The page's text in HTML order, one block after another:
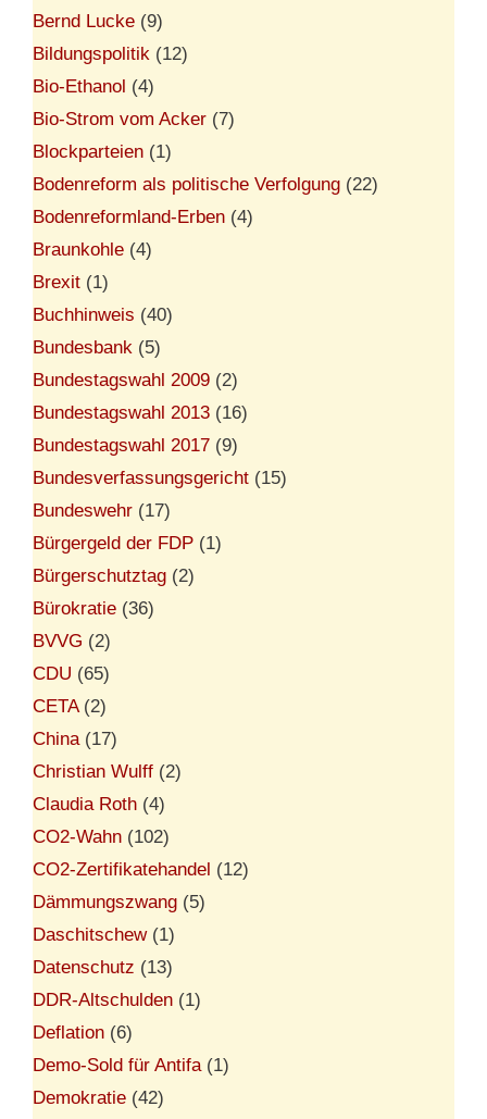
Bernd Lucke (9)
Bildungspolitik (12)
Bio-Ethanol (4)
Bio-Strom vom Acker (7)
Blockparteien (1)
Bodenreform als politische Verfolgung (22)
Bodenreformland-Erben (4)
Braunkohle (4)
Brexit (1)
Buchhinweis (40)
Bundesbank (5)
Bundestagswahl 2009 (2)
Bundestagswahl 2013 (16)
Bundestagswahl 2017 (9)
Bundesverfassungsgericht (15)
Bundeswehr (17)
Bürgergeld der FDP (1)
Bürgerschutztag (2)
Bürokratie (36)
BVVG (2)
CDU (65)
CETA(2)
China(17)
Christian Wulff (2)
Claudia Roth (4)
CO2-Wahn (102)
CO2-Zertifikatehandel (12)
Dämmungszwang (5)
Daschitschew(1)
Datenschutz (13)
DDR-Altschulden (1)
Deflation (6)
Demo-Sold für Antifa(1)
Demokratie (42)